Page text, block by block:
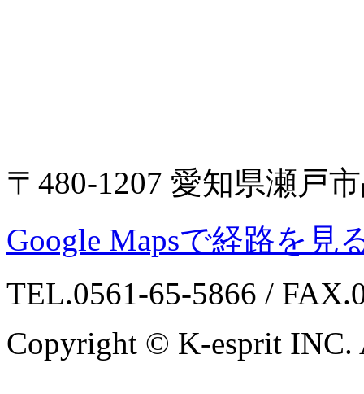
〒480-1207 愛知県瀬戸
Google Mapsで経路を見
TEL.0561-65-5866 /
Copyright © K-esprit INC.